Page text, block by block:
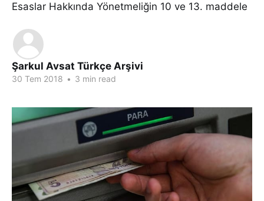
Esaslar Hakkında Yönetmeliğin 10 ve 13. maddele
Şarkul Avsat Türkçe Arşivi
30 Tem 2018 • 3 min read